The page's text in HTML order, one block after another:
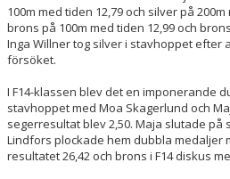
100m med tiden 12,79 och silver på
brons på 100m med tiden 12,99 och
Inga Willner tog silver i stavhoppet efter
försöket.
I F14-klassen blev det en imponerande
stavhoppet med Moa Skagerlund och
segerresultat blev 2,50. Maja slutade på
Lindfors plockade hem dubbla medaljer
resultatet 26,42 och brons i F14 diskus